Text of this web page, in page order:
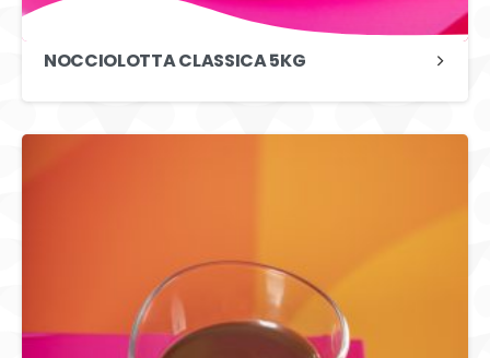
NOCCIOLOTTA CLASSICA 5KG